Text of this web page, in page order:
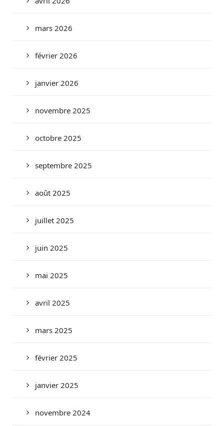
mars 2026
février 2026
janvier 2026
novembre 2025
octobre 2025
septembre 2025
août 2025
juillet 2025
juin 2025
mai 2025
avril 2025
mars 2025
février 2025
janvier 2025
novembre 2024